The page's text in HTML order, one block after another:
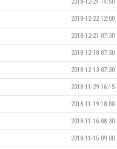
2018-12-24 14:50
2018-12-22 12:00
2018-12-21 07:30
2018-12-18 07:30
2018-12-13 07:30
2018-11-29 16:15
2018-11-19 18:00
2018-11-16 08:30
2018-11-15 09:00